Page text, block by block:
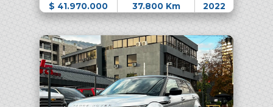
$ 41.970.000 37.800 Km 2022